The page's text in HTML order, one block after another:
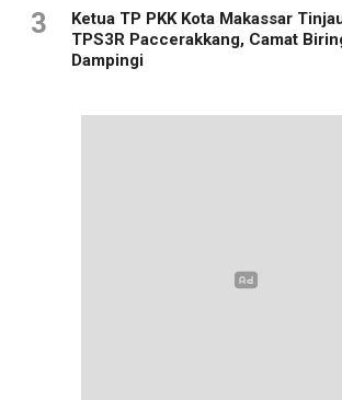
3
Ketua TP PKK Kota Makassar
TPS3R Paccerakkang, Camat
Dampingi